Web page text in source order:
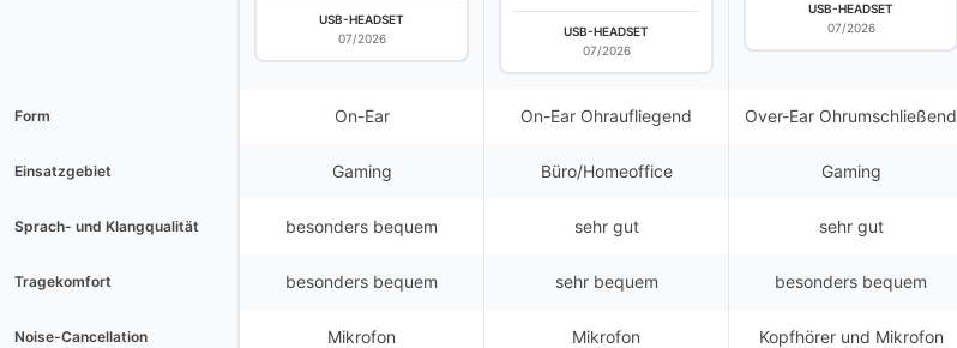
USB-HEADSET
07/2026
USB-HEADSET
07/2026
USB-HEADSET
07/2026
Form On-Ear On-Ear Ohraufliegend Over-Ear Ohrumschließend
Einsatzgebiet Gaming Büro/Homeoffice Gaming
Sprach- und Klangqualität besonders bequem sehr gut sehr gut
Tragekomfort besonders bequem sehr bequem besonders bequem
Noise-Cancellation Mikrofon Mikrofon Kopfhörer und Mikrofon